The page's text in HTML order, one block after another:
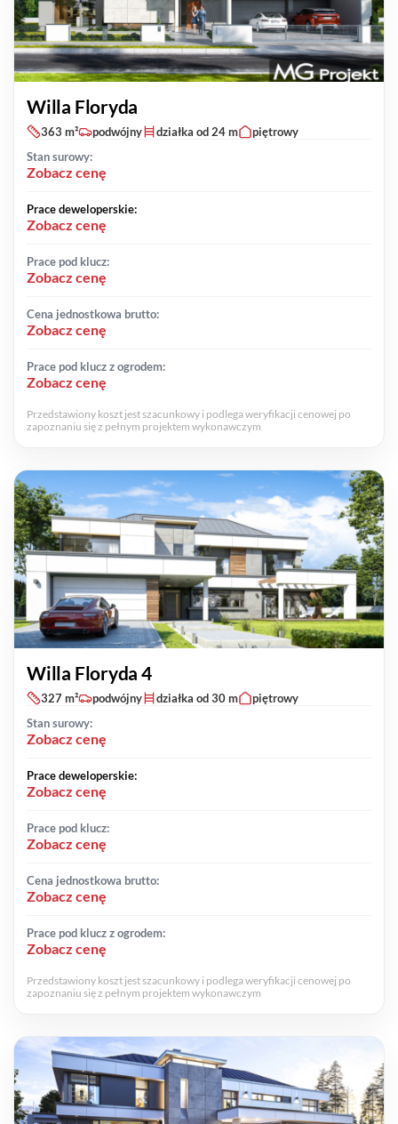
Willa Floryda
363 m² podwójny działka od 24 m
piętrowy
Stan surowy:
Zobacz cenę
Prace deweloperskie:
Zobacz cenę
Prace pod klucz:
Zobacz cenę
Cena jednostkowa brutto:
Zobacz cenę
Prace pod klucz z ogrodem:
Zobacz cenę
Przedstawiony koszt jest szacunkowy i podlega weryfikacji cenowej po
zapoznaniu się z pełnym projektem wykonawczym
Willa Floryda 4
327 m² podwójny działka od 30 m
piętrowy
Stan surowy:
Zobacz cenę
Prace deweloperskie:
Zobacz cenę
Prace pod klucz:
Zobacz cenę
Cena jednostkowa brutto:
Zobacz cenę
Prace pod klucz z ogrodem:
Zobacz cenę
Przedstawiony koszt jest szacunkowy i podlega weryfikacji cenowej po
zapoznaniu się z pełnym projektem wykonawczym